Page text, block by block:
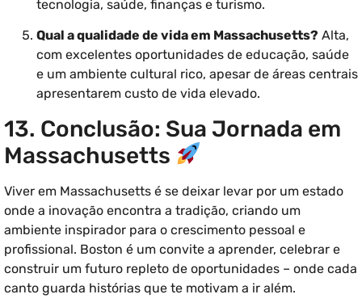
tecnologia, saúde, finanças e turismo.
Qual a qualidade de vida em Massachusetts? Alta,
com excelentes oportunidades de educação, saúde
e um ambiente cultural rico, apesar de áreas centrais
apresentarem custo de vida elevado.
13. Conclusão: Sua Jornada em
Massachusetts
Viver em Massachusetts é se deixar levar por um estado
onde a inovação encontra a tradição, criando um
ambiente inspirador para o crescimento pessoal e
profissional. Boston é um convite a aprender, celebrar e
construir um futuro repleto de oportunidades – onde cada
canto guarda histórias que te motivam a ir além.